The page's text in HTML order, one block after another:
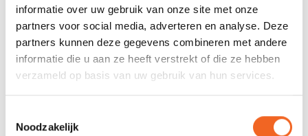
informatie over uw gebruik van onze site met onze
partners voor social media, adverteren en analyse. Deze
partners kunnen deze gegevens combineren met andere
informatie die u aan ze heeft verstrekt of die ze hebben
verzameld op basis van uw gebruik van hun services.
Noodzakelijk
Uitgerust met foam padding op stoel/kniesteunen, eenvoudig
verstelbare rugsteun en plaatvoetsteun.
De Exo T-Rex is verkrijgbaar in twee maten:T-Rex Sen T-
Rex L.
SPECIFICATIES